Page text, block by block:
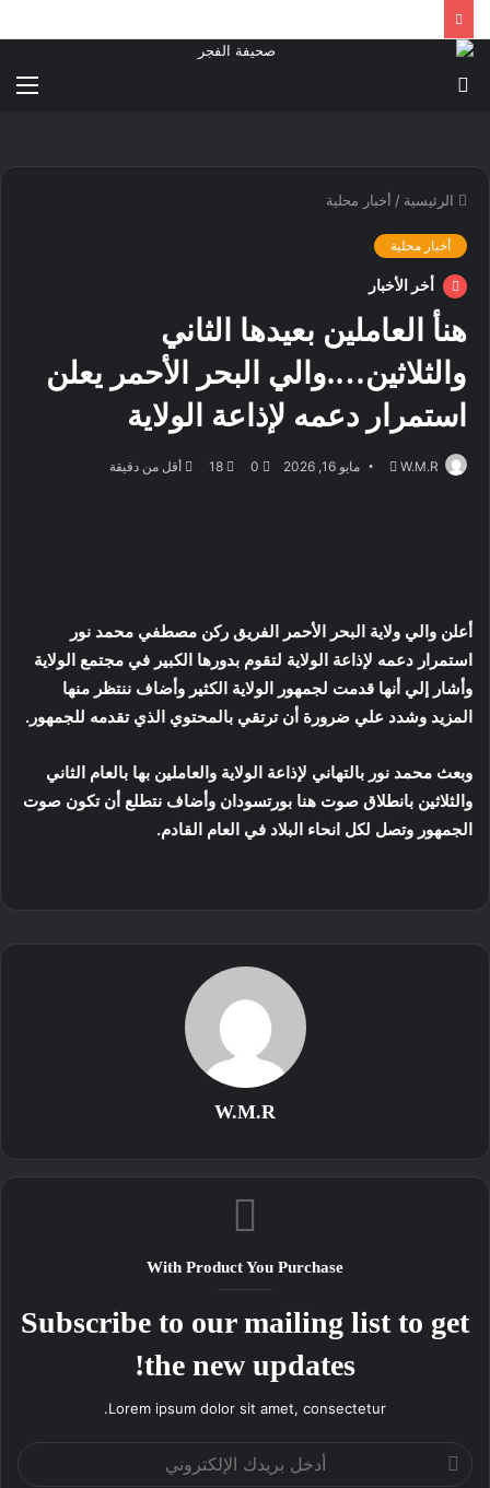
الرئيسية / أخبار محلية
أخبار محلية
أخر الأخبار
هنأ العاملين بعيدها الثاني
والثلاثين….والي البحر الأحمر يعلن
استمرار دعمه لإذاعة الولاية
W.M.R
أرسل مايو 16, 2026 0
18 أقل من دقيقة
أعلن والي ولاية البحر الأحمر الفريق ركن مصطفي محمد نور
استمرار دعمه لإذاعة الولاية لتقوم بدورها الكبير في مجتمع الولاية
وأشار إلي أنها قدمت لجمهور الولاية الكثير وأضاف ننتظر منها
المزيد وشدد علي ضرورة أن ترتقي بالمحتوي الذي تقدمه للجمهور.
وبعث محمد نور بالتهاني لإذاعة الولاية والعاملين بها بالعام الثاني
والثلاثين بانطلاق صوت هنا بورتسودان وأضاف نتطلع أن تكون صوت
الجمهور وتصل لكل انحاء البلاد في العام القادم.
W.M.R
With Product You Purchase
Subscribe to our mailing list to get
the new updates!
Lorem ipsum dolor sit amet, consectetur.
بريدك